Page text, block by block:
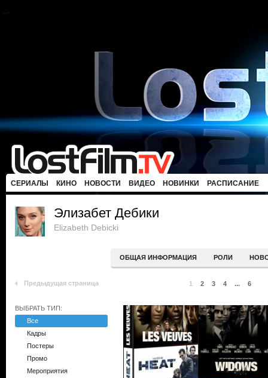
СЕРИАЛЫ КИНО НОВОСТИ ВИДЕО НОВИНКИ РАСПИСАНИЕ
Элизабет Дебики
Elizabeth Debicki
ОБЩАЯ ИНФОРМАЦИЯ РОЛИ
Предыдущая страница 1 2 3 4 ... 6
ВЫБРАТЬ ТИП:
Все
Кадры
Постеры
Промо
Мероприятия